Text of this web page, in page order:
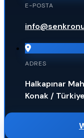
E-POSTA
ADRES
Halkapınar
Konak / Türkiye